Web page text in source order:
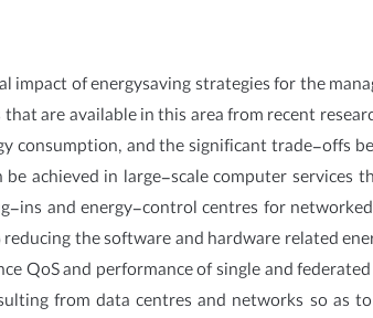
impact of energysaving strategies for the
are available in this area from recent
consumption, and the significant trade-offs
achieved in large-scale computer
ins and energy-control centres for
the software and hardware related
QoS and performance of single and
from data centres and networks so as